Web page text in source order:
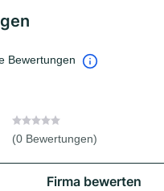
Bewertungen
(0 Bewertungen)
Firma bewerten